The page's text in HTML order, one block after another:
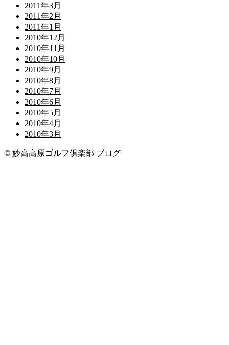
2011年3月
2011年2月
2011年1月
2010年12月
2010年11月
2010年10月
2010年9月
2010年8月
2010年7月
2010年6月
2010年5月
2010年4月
2010年3月
© 妙高高原ゴルフ倶楽部 ブログ